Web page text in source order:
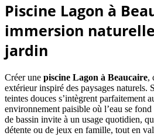
Piscine Lagon à
immersion
jardin
Créer une piscine Lagon à Beaucaire,
extérieur inspiré des paysages naturels.
teintes douces s’intègrent parfaitement
environnement paisible où l’eau se
de bassin invite à un usage quotidien,
détente ou de jeux en famille, tout en